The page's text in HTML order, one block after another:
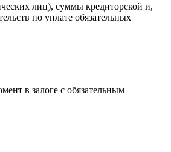
лиц), суммы кредиторской и,
по уплате обязательных
в залоге с обязательным